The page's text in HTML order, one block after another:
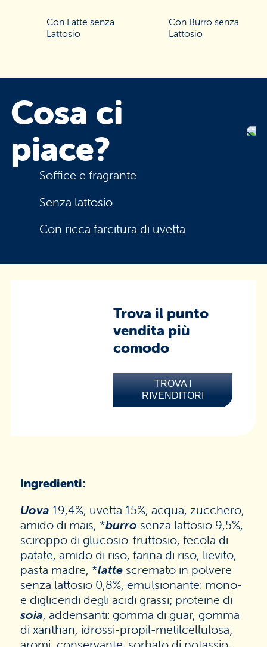
Con Latte senza
Lattosio
Con Burro senza
Lattosio
Cosa ci
piace?
Soffice e fragrante
Senza lattosio
Con ricca farcitura di uvetta
Trova il punto
vendita più
comodo
TROVA I
RIVENDITORI
Ingredienti:
Uova 19,4%, uvetta 15%, acqua, zucchero,
amido di mais, *burro senza lattosio 9,5%,
sciroppo di glucosio-fruttosio, fecola di
patate, amido di riso, farina di riso, lievito,
pasta madre, *latte scremato in polvere
senza lattosio 0,8%, emulsionante: mono-
e digliceridi degli acidi grassi; proteine di
soia, addensanti: gomma di guar, gomma
di xanthan, idrossi-propil-metilcellulosa;